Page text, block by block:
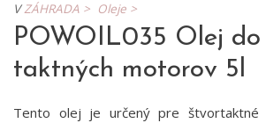
VZÁHRADA > Oleje >
POWOIL035 Olej do
taktných motorov 5l
Tento olej je určený pre štvortaktné